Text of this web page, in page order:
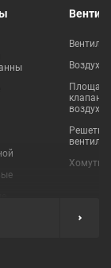
клапаны
Решетки
Хомуты